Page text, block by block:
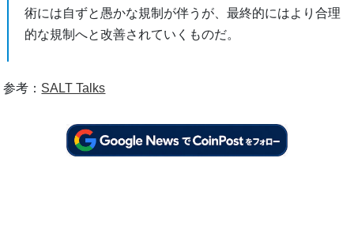
術には自ずと愚かな規制が伴うが、最終的にはより合理
的な規制へと改善されていくものだ。
参考： SALT Talks